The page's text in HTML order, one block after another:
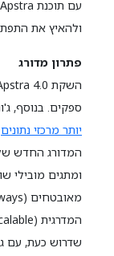
ולהאיץ את
פתרון מדורג
ספקים. בנוסף,
יותר מרכזי נתונים
ומתגים מובילי
שדרוש כעת, עם